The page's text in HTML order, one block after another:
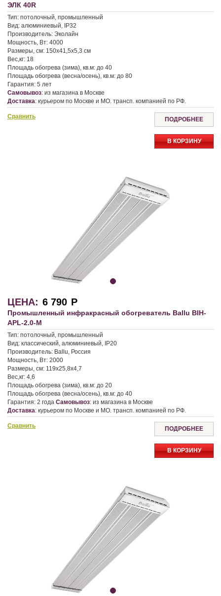
ЭЛК 40R
Тип: потолочный, промышленный
Вид: алюминиевый, IP32
Производитель: Эколайн
Мощность, Вт: 4000
Размеры, см: 150x41,5x5,3 см
Вес,кг: 18
Площадь обогрева (зима), кв.м: до 40
Площадь обогрева (весна/осень), кв.м: до 80
Гарантия: 5 лет
Самовывоз: из магазина в Москве
Доставка: курьером по Москве и МО. трансп. компанией по РФ.
Сравнить ПОДРОБНЕЕ
В КОРЗИНУ
ЦЕНА: 6 790 Р
Промышленный инфракрасный обогреватель Ballu BIH-
APL-2.0-M
Тип: потолочный, промышленный
Вид: классический, алюминиевый, IP20
Производитель: Ballu, Россия
Мощность, Вт: 2000
Размеры, см: 119х25,8х4,7
Вес,кг: 4,6
Площадь обогрева (зима), кв.м: до 20
Площадь обогрева (весна/осень), кв.м: до 40
Гарантия: 2 года Самовывоз: из магазина в Москве
Доставка: курьером по Москве и МО. трансп. компанией по РФ.
Сравнить ПОДРОБНЕЕ
В КОРЗИНУ